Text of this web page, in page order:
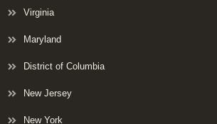
Virginia
Maryland
District of Columbia
New Jersey
New York